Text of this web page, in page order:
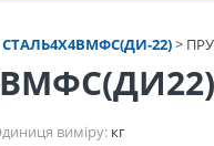
СТАЛЬ4Х4ВМФС(ДИ-22)>
виміру:кг